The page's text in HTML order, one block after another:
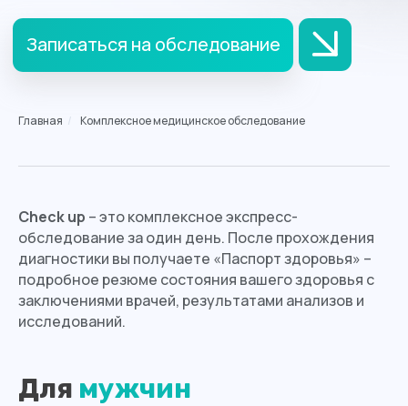
Главная / Комплексное медицинское обследование
Check up – это комплексное экспресс-
обследование за один день. После прохождения
диагностики вы получаете «Паспорт здоровья» –
подробное резюме состояния вашего здоровья с
заключениями врачей, результатами анализов и
исследований.
Для мужчин